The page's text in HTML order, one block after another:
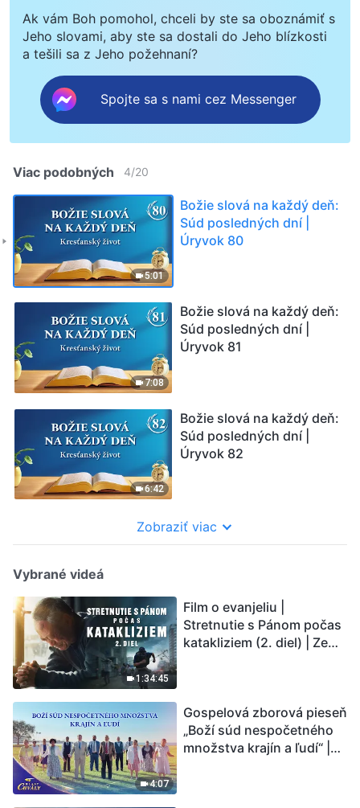
Ak vám Boh pomohol, chceli by ste sa oboznámiť s
Jeho slovami, aby ste sa dostali do Jeho blízkosti
a tešili sa z Jeho požehnaní?
Spojte sa s nami cez Messenger
Viac podobných 4/20
5:01
Božie slová na každý deň:
Súd posledných dní |
Úryvok 80
7:08
Božie slová na každý deň:
Súd posledných dní |
Úryvok 81
6:42
Božie slová na každý deň:
Súd posledných dní |
Úryvok 82
Zobraziť viac
Vybrané videá
1:34:45
Film o evanjeliu |
Stretnutie s Pánom počas
katakliziem (2. diel) | Zem
Ľudstvu sa začína
odpočítavať čas. Našli ste
spôsob, ako prežiť?
4:07
Gospelová zborová pieseň
„Boží súd nespočetného
množstva krajín a ľudí“ |